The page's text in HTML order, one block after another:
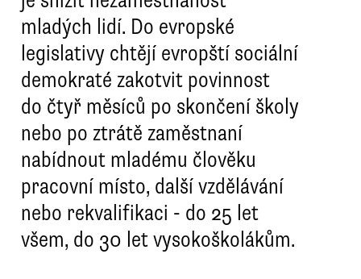
mladých lidí. Do evropské
legislativy chtějí evropští sociální
demokraté zakotvit povinnost
do čtyř měsíců po skončení školy
nebo po ztrátě zaměstnaní
nabídnout mladému člověku
pracovní místo, další vzdělávání
nebo rekvalifikaci - do 25 let
všem, do 30 let vysokoškolákům.